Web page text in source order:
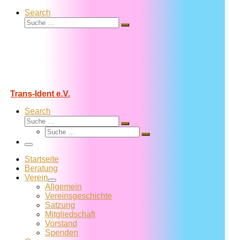
Search
Suche
Suche
Trans-Ident e.V.
Search
Suche
Suche
Suche
Suche
Menü
Startseite
Beratung
Verein
Allgemein
Vereins­geschichte
Satzung
Mitglied­schaft
Vorstand
Spenden